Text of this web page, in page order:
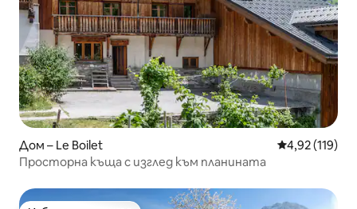
Дом – Le Boilet Средна
4,92 (119)
Просторна къща с изглед към планината